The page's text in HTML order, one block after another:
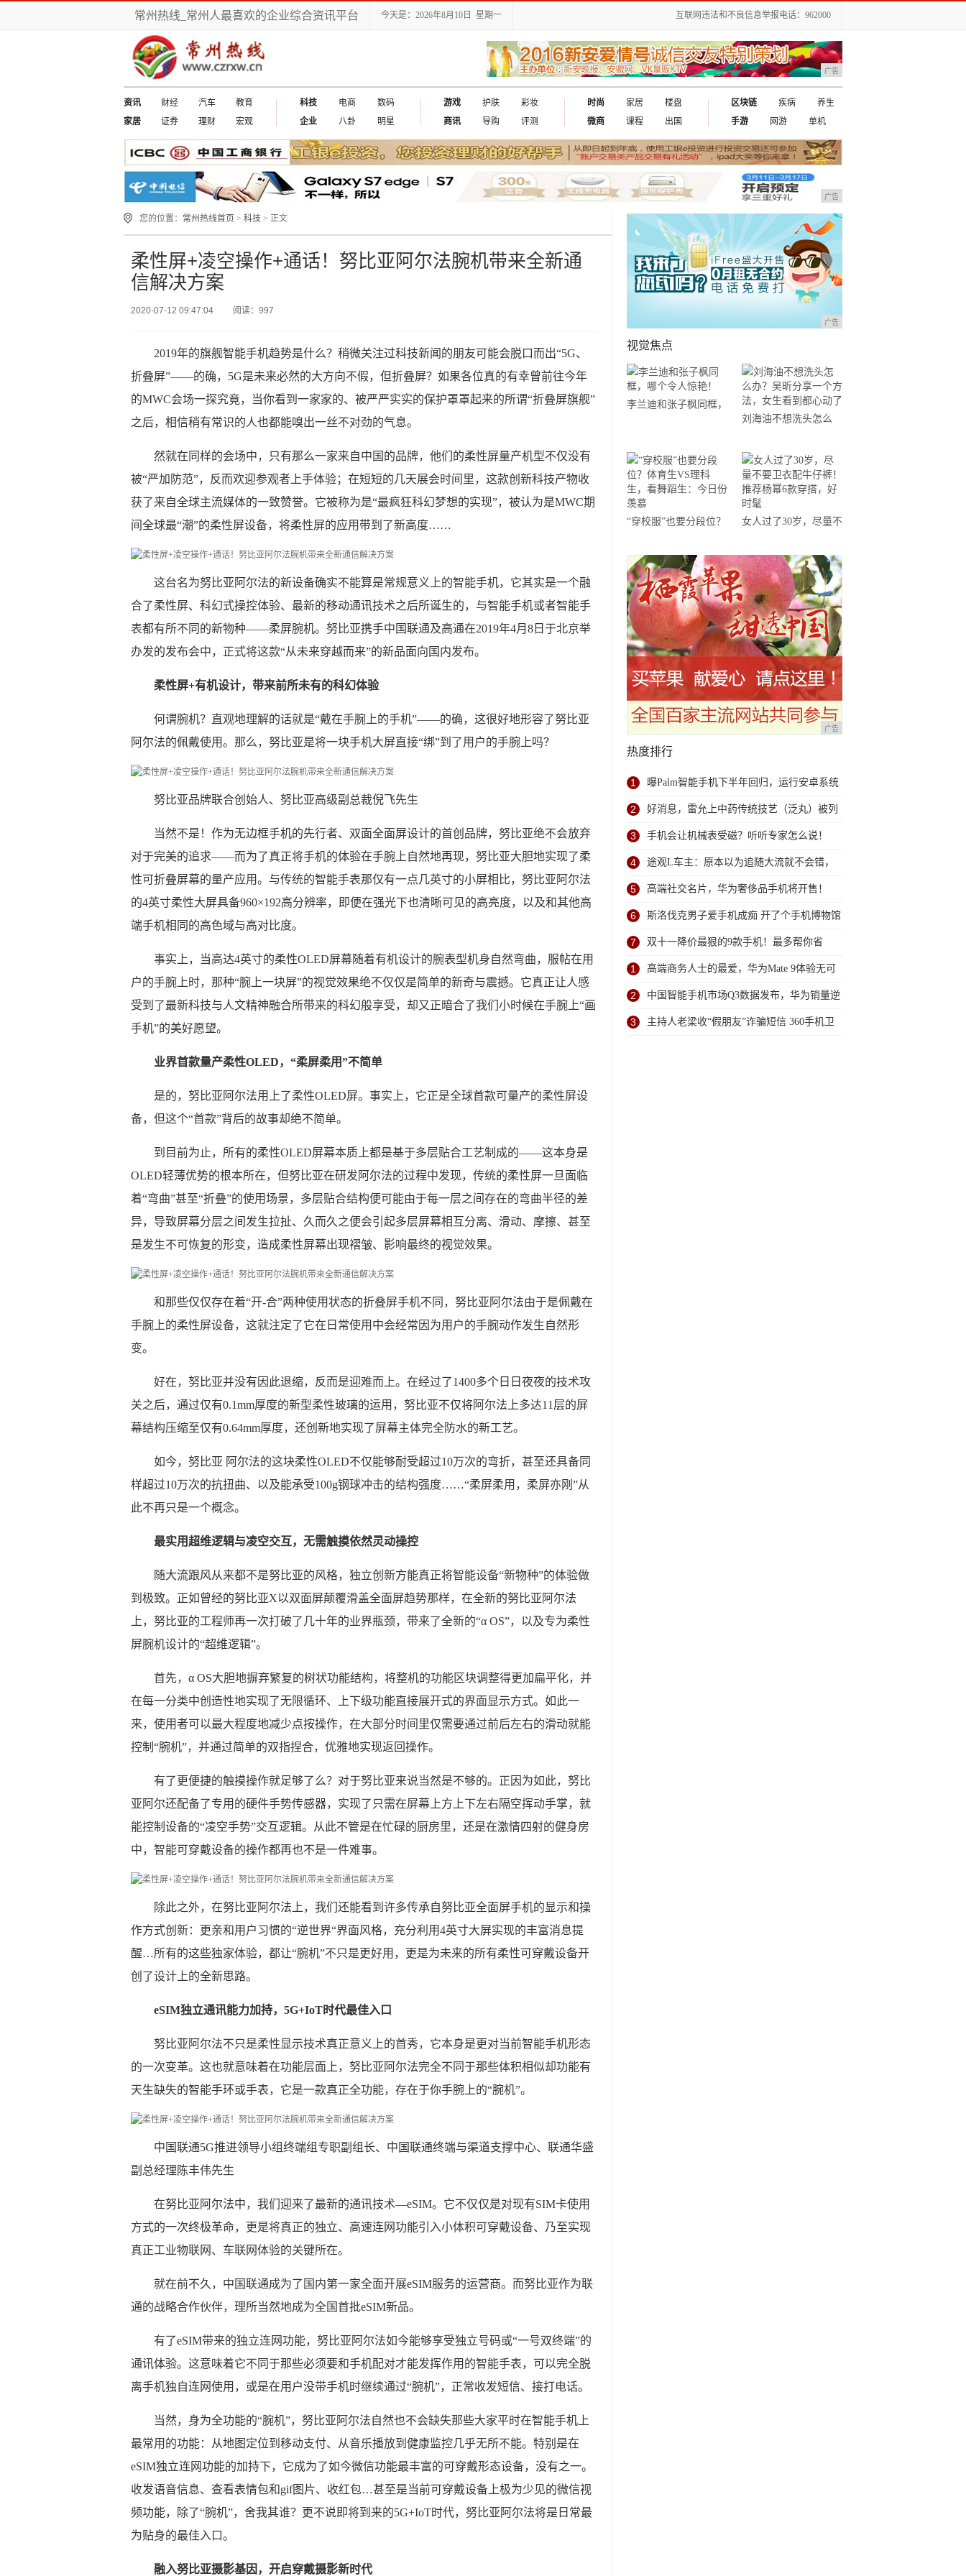
常州热线_常州人最喜欢的企业综合资讯平台 今天是：2026年8月10日 星期一 互联网违法和不良信息举报电话：962000
广告
资讯 财经 汽车
教育
家居
证券 理财 宏观
科技 电商
数码
企业
八卦 明星
游戏 护肤
彩妆
商讯
导购 评测
时尚 家居
楼盘
微商
课程 出国
区块链 疾病
养生
手游
网游 单机
广告
您的位置： 常州热线首页 > 科技 > 正文
柔性屏+凌空操作+通话！努比亚阿尔法腕机带来全新通
信解决方案
2020-07-12 09:47:04 阅读：997
2019年的旗舰智能手机趋势是什么？稍微关注过科技新闻的朋友可能会脱口而出“5G、
折叠屏”——的确，5G是未来必然的大方向不假，但折叠屏？如果各位真的有幸曾前往今年
的MWC会场一探究竟，当你看到一家家的、被严严实实的保护罩罩起来的所谓“折叠屏旗舰”
之后，相信稍有常识的人也都能嗅出一丝不对劲的气息。
然就在同样的会场中，只有那么一家来自中国的品牌，他们的柔性屏量产机型不仅没有
被“严加防范”，反而欢迎参观者上手体验；在短短的几天展会时间里，这款创新科技产物收
获了来自全球主流媒体的一致赞誉。它被称为是“最疯狂科幻梦想的实现”，被认为是MWC期
间全球最“潮”的柔性屏设备，将柔性屏的应用带到了新高度……
这台名为努比亚阿尔法的新设备确实不能算是常规意义上的智能手机，它其实是一个融
合了柔性屏、科幻式操控体验、最新的移动通讯技术之后所诞生的，与智能手机或者智能手
表都有所不同的新物种——柔屏腕机。努比亚携手中国联通及高通在2019年4月8日于北京举
办发的发布会中，正式将这款“从未来穿越而来”的新品面向国内发布。
柔性屏+有机设计，带来前所未有的科幻体验
何谓腕机？直观地理解的话就是“戴在手腕上的手机”——的确，这很好地形容了努比亚
阿尔法的佩戴使用。那么，努比亚是将一块手机大屏直接“绑”到了用户的手腕上吗？
努比亚品牌联合创始人、努比亚高级副总裁倪飞先生
当然不是！作为无边框手机的先行者、双面全面屏设计的首创品牌，努比亚绝不会放弃
对于完美的追求——而为了真正将手机的体验在手腕上自然地再现，努比亚大胆地实现了柔
性可折叠屏幕的量产应用。与传统的智能手表那仅有一点几英寸的小屏相比，努比亚阿尔法
的4英寸柔性大屏具备960×192高分辨率，即便在强光下也清晰可见的高亮度，以及和其他高
端手机相同的高色域与高对比度。
事实上，当高达4英寸的柔性OLED屏幕随着有机设计的腕表型机身自然弯曲，服帖在用
户的手腕上时，那种“腕上一块屏”的视觉效果绝不仅仅是简单的新奇与震撼。它真正让人感
受到了最新科技与人文精神融合所带来的科幻般享受，却又正暗合了我们小时候在手腕上“画
手机”的美好愿望。
业界首款量产柔性OLED，“柔屏柔用”不简单
是的，努比亚阿尔法用上了柔性OLED屏。事实上，它正是全球首款可量产的柔性屏设
备，但这个“首款”背后的故事却绝不简单。
到目前为止，所有的柔性OLED屏幕本质上都是基于多层贴合工艺制成的——这本身是
OLED轻薄优势的根本所在，但努比亚在研发阿尔法的过程中发现，传统的柔性屏一旦面临
着“弯曲”甚至“折叠”的使用场景，多层贴合结构便可能由于每一层之间存在的弯曲半径的差
异，导致屏幕分层之间发生拉扯、久而久之便会引起多层屏幕相互分离、滑动、摩擦、甚至
是发生不可恢复的形变，造成柔性屏幕出现褶皱、影响最终的视觉效果。
和那些仅仅存在着“开-合”两种使用状态的折叠屏手机不同，努比亚阿尔法由于是佩戴在
手腕上的柔性屏设备，这就注定了它在日常使用中会经常因为用户的手腕动作发生自然形
变。
好在，努比亚并没有因此退缩，反而是迎难而上。在经过了1400多个日日夜夜的技术攻
关之后，通过仅有0.1mm厚度的新型柔性玻璃的运用，努比亚不仅将阿尔法上多达11层的屏
幕结构压缩至仅有0.64mm厚度，还创新地实现了屏幕主体完全防水的新工艺。
如今，努比亚 阿尔法的这块柔性OLED不仅能够耐受超过10万次的弯折，甚至还具备同
样超过10万次的抗扭曲、以及能承受100g钢球冲击的结构强度……“柔屏柔用，柔屏亦刚”从
此不再只是一个概念。
最实用超维逻辑与凌空交互，无需触摸依然灵动操控
随大流跟风从来都不是努比亚的风格，独立创新方能真正将智能设备“新物种”的体验做
到极致。正如曾经的努比亚X以双面屏颠覆滑盖全面屏趋势那样，在全新的努比亚阿尔法
上，努比亚的工程师再一次打破了几十年的业界瓶颈，带来了全新的“α OS”，以及专为柔性
屏腕机设计的“超维逻辑”。
首先，α OS大胆地摒弃繁复的树状功能结构，将整机的功能区块调整得更加扁平化，并
在每一分类中创造性地实现了无限循环、上下级功能直接展开式的界面显示方式。如此一
来，使用者可以最大程度地减少点按操作，在大部分时间里仅需要通过前后左右的滑动就能
控制“腕机”，并通过简单的双指捏合，优雅地实现返回操作。
有了更便捷的触摸操作就足够了么？对于努比亚来说当然是不够的。正因为如此，努比
亚阿尔还配备了专用的硬件手势传感器，实现了只需在屏幕上方上下左右隔空挥动手掌，就
能控制设备的“凌空手势”交互逻辑。从此不管是在忙碌的厨房里，还是在激情四射的健身房
中，智能可穿戴设备的操作都再也不是一件难事。
除此之外，在努比亚阿尔法上，我们还能看到许多传承自努比亚全面屏手机的显示和操
作方式创新：更亲和用户习惯的“逆世界“界面风格，充分利用4英寸大屏实现的丰富消息提
醒…所有的这些独家体验，都让“腕机”不只是更好用，更是为未来的所有柔性可穿戴设备开
创了设计上的全新思路。
eSIM独立通讯能力加持，5G+IoT时代最佳入口
努比亚阿尔法不只是柔性显示技术真正意义上的首秀，它本身是更对当前智能手机形态
的一次变革。这也就意味着在功能层面上，努比亚阿尔法完全不同于那些体积相似却功能有
天生缺失的智能手环或手表，它是一款真正全功能，存在于你手腕上的“腕机”。
中国联通5G推进领导小组终端组专职副组长、中国联通终端与渠道支撑中心、联通华盛
副总经理陈丰伟先生
在努比亚阿尔法中，我们迎来了最新的通讯技术—eSIM。它不仅仅是对现有SIM卡使用
方式的一次终极革命，更是将真正的独立、高速连网功能引入小体积可穿戴设备、乃至实现
真正工业物联网、车联网体验的关键所在。
就在前不久，中国联通成为了国内第一家全面开展eSIM服务的运营商。而努比亚作为联
通的战略合作伙伴，理所当然地成为全国首批eSIM新品。
有了eSIM带来的独立连网功能，努比亚阿尔法如今能够享受独立号码或“一号双终端”的
通讯体验。这意味着它不同于那些必须要和手机配对才能发挥作用的智能手表，可以完全脱
离手机独自连网使用，或是在用户没带手机时继续通过“腕机”，正常收发短信、接打电话。
当然，身为全功能的“腕机”，努比亚阿尔法自然也不会缺失那些大家平时在智能手机上
最常用的功能：从地图定位到移动支付、从音乐播放到健康监控几乎无所不能。特别是在
eSIM独立连网功能的加持下，它成为了如今微信功能最丰富的可穿戴形态设备，没有之一。
收发语音信息、查看表情包和gif图片、收红包…甚至是当前可穿戴设备上极为少见的微信视
频功能，除了“腕机”，舍我其谁？更不说即将到来的5G+IoT时代，努比亚阿尔法将是日常最
为贴身的最佳入口。
融入努比亚摄影基因，开启穿戴摄影新时代
广告
视觉焦点
李兰迪和张子枫同框，
刘海油不想洗头怎么
法，女生看到都心动了
“穿校服”也要分段位？
舞蹈生：今日份羡慕
女人过了30岁，尽量不
杨幂6款穿搭，好时髦
广告
热度排行
1 曝Palm智能手机下半年回归，运行安卓系统
2 好消息，雷允上中药传统技艺（泛丸）被列
入第七批苏州市非物质文化遗产代表性项目
名录
3 手机会让机械表受磁？听听专家怎么说！
4 途观L车主：原本以为追随大流就不会错，
直到我遇到了TA
5 高端社交名片，华为奢侈品手机将开售！
6 斯洛伐克男子爱手机成痴 开了个手机博物馆
7 双十一降价最狠的9款手机！最多帮你省
1200元！
1 高端商务人士的最爱，华为Mate 9体验无可
挑剔
2 中国智能手机市场Q3数据发布，华为销量逆
势增长，苹果下降28%
3 主持人老梁收“假朋友”诈骗短信 360手机卫